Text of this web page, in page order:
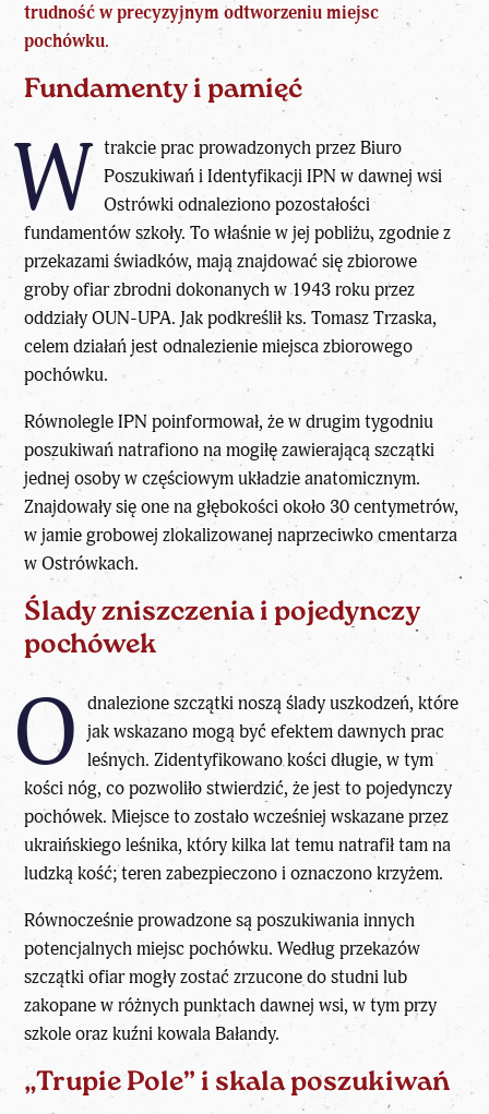
trudność w precyzyjnym odtworzeniu miejsc
pochówku.
Fundamenty i pamięć
W trakcie prac prowadzonych przez Biuro
Poszukiwań i Identyfikacji IPN w dawnej wsi
Ostrówki odnaleziono pozostałości
fundamentów szkoły. To właśnie w jej pobliżu, zgodnie z
przekazami świadków, mają znajdować się zbiorowe
groby ofiar zbrodnidokonanych w 1943 roku przez
oddziały OUN-UPA. Jak podkreślił ks. Tomasz Trzaska,
celem działań jest odnalezienie miejsca zbiorowego
pochówku.
RównolegleIPN poinformował, że w drugim tygodniu
poszukiwań natrafiono namogiłęzawierającą szczątki
jednej osoby w częściowym układzie anatomicznym.
Znajdowały się one na głębokości około 30 centymetrów,
w jamie grobowej zlokalizowanej naprzeciwko cmentarza
w Ostrówkach.
Ślady zniszczenia i pojedynczy
pochówek
O dnalezione szczątki noszą ślady uszkodzeń, które
jak wskazano mogą być efektem dawnych prac
leśnych. Zidentyfikowano kości długie, w tym
kości nóg, co pozwoliło stwierdzić, że jest to pojedynczy
pochówek. Miejsce to zostało wcześniej wskazane przez
ukraińskiego leśnika, który kilka lat temu natrafił tam na
ludzką kość; teren zabezpieczono i oznaczono krzyżem.
Równocześnie prowadzone są poszukiwania innych
potencjalnych miejscpochówku. Według przekazów
szczątki ofiar mogły zostać zrzucone do studni lub
zakopane w różnych punktach dawnej wsi, w tym przy
szkole oraz kuźni kowala Bałandy.
„Trupie Pole” i skala poszukiwań